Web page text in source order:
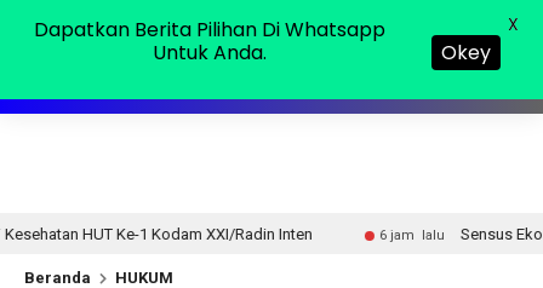
XXI/Radin Inten 6 jam lalu Sensus Ekonomi 2026, Pemprov
Beranda HUKUM
Dapatkan Berita Pilihan Di Whatsapp
Untuk Anda.
Okey
X